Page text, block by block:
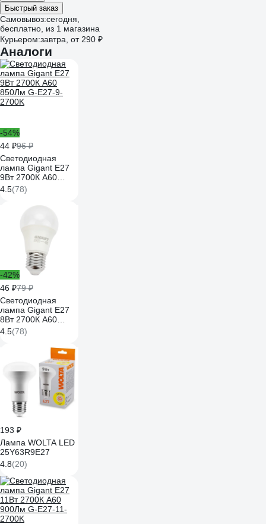
Быстрый заказ
Самовывоз:сегодня,
бесплатно , из 1 магазина
Курьером:завтра, от 290 ₽
Аналоги
-54%
44 ₽96 ₽
Светодиодная
лампа Gigant E27
9Вт 2700К А60
850Лм G-E27-9-
2700K
4.5(78)
-42%
46 ₽79 ₽
Светодиодная
лампа Gigant E27
8Вт 2700К А60
600Лм G-E27-8-
2700K
4.5(78)
193 ₽
Лампа WOLTA LED
25Y63R9E27
4.8(20)